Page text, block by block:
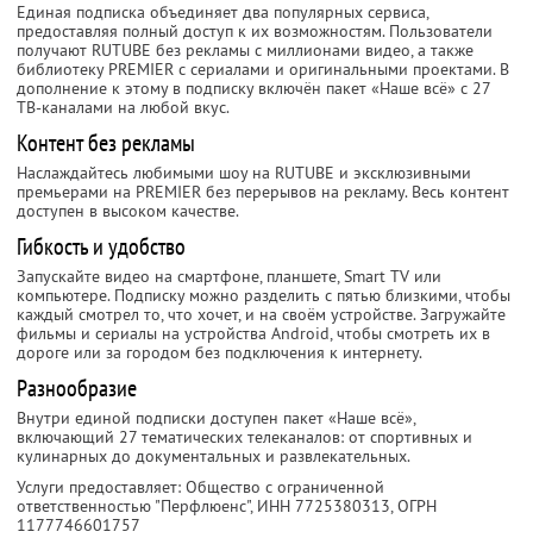
Единая подписка объединяет два популярных сервиса,
предоставляя полный доступ к их возможностям. Пользователи
получают RUTUBE без рекламы с миллионами видео, а также
библиотеку PREMIER с сериалами и оригинальными проектами. В
дополнение к этому в подписку включён пакет «Наше всё» с 27
ТВ-каналами на любой вкус.
Контент без рекламы
Наслаждайтесь любимыми шоу на RUTUBE и эксклюзивными
премьерами на PREMIER без перерывов на рекламу. Весь контент
доступен в высоком качестве.
Гибкость и удобство
Запускайте видео на смартфоне, планшете, Smart TV или
компьютере. Подписку можно разделить с пятью близкими, чтобы
каждый смотрел то, что хочет, и на своём устройстве. Загружайте
фильмы и сериалы на устройства Android, чтобы смотреть их в
дороге или за городом без подключения к интернету.
Разнообразие
Внутри единой подписки доступен пакет «Наше всё»,
включающий 27 тематических телеканалов: от спортивных и
кулинарных до документальных и развлекательных.
Услуги предоставляет: Общество с ограниченной
ответственностью "Перфлюенс", ИНН 7725380313, ОГРН
1177746601757